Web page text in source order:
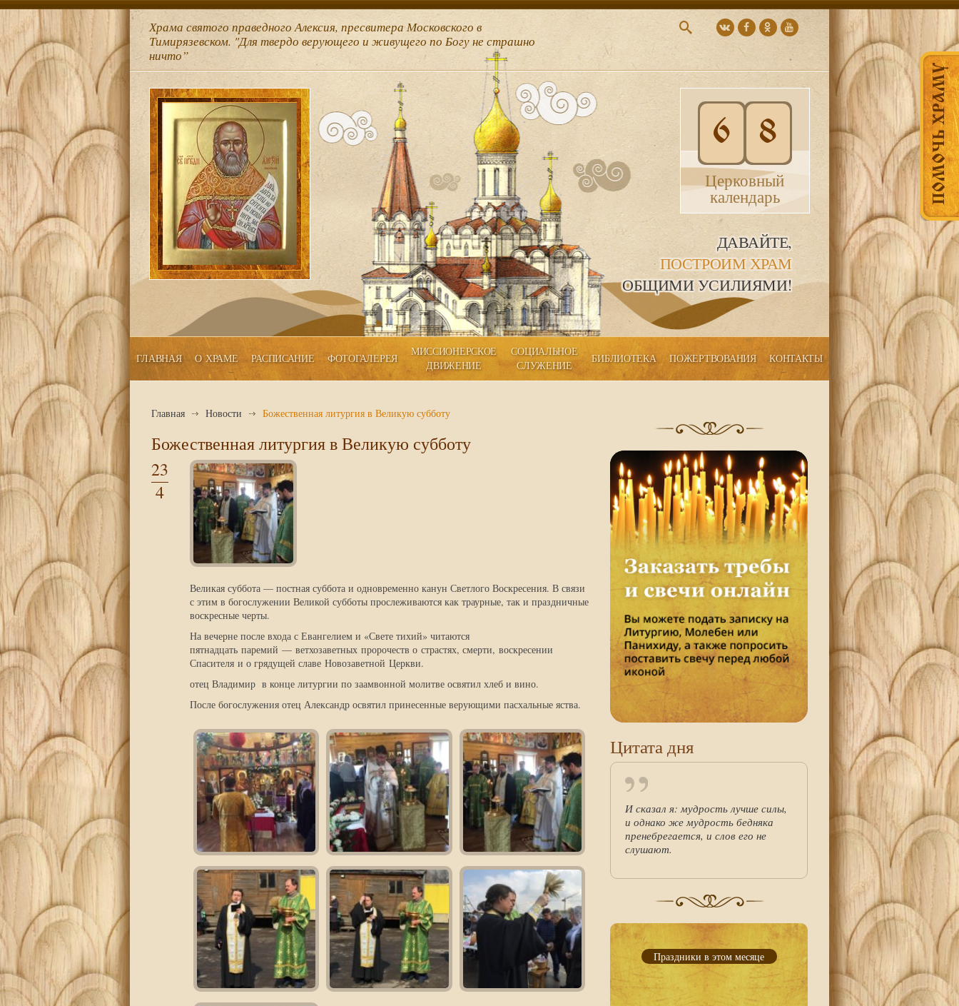
ПОМОЧЬ ХРАМУ
Храма святого праведного Алексия, пресвитера Московского в
Тимирязевском. "Для твердо верующего и живущего по Богу не страшно
ничто”
6 8
Церковный
календарь
ДАВАЙТЕ,
ПОСТРОИМ ХРАМ
ОБЩИМИ УСИЛИЯМИ!
ГЛАВНАЯ О ХРАМЕ РАСПИСАНИЕ ФОТОГАЛЕРЕЯ
МИССИОНЕРСКОЕ
ДВИЖЕНИЕ
СОЦИАЛЬНОЕ
СЛУЖЕНИЕ
БИБЛИОТЕКА ПОЖЕРТВОВАНИЯ КОНТАКТЫ
Главная Новости Божественная литургия в Великую субботу
Божественная литургия в Великую субботу
23
4
Великая суббота — постная суббота и одновременно канун Светлого Воскресения. В связи
с этим в богослужении Великой субботы прослеживаются как траурные, так и праздничные
воскресные черты.
На вечерне после входа с Евангелием и «Свете тихий» читаются
пятнадцать паремий — ветхозаветных пророчеств о страстях, смерти, воскресении
Спасителя и о грядущей славе Новозаветной Церкви.
отец Владимир в конце литургии по заамвонной молитве освятил хлеб и вино.
После богослужения отец Александр освятил принесенные верующими пасхальные яства.
Цитата дня
И сказал я: мудрость лучше силы,
и однако же мудрость бедняка
пренебрегается, и слов его не
слушают.
Праздники в этом месяце